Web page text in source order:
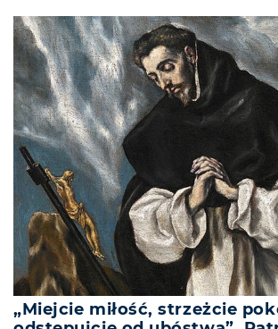
„Miejcie miłość, strzeżcie